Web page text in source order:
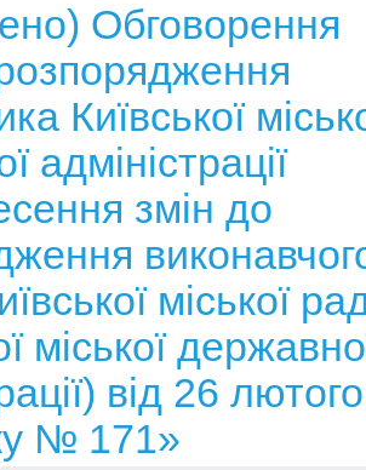
Обговорення
Київської
адміністрації
змін до
міської
міської
від 26 лютого
№ 171»